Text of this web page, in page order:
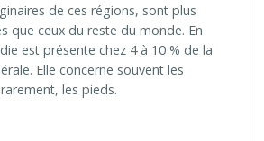
de ces régions, sont plus
que ceux du reste du monde. En
est présente chez 4 à 10 % de la
Elle concerne souvent les
les pieds.